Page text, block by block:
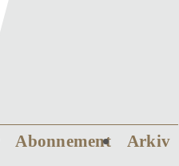
Abonnement Arkiv